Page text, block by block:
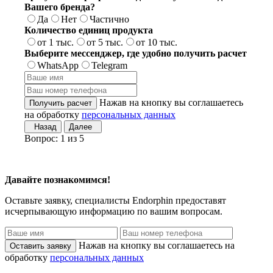
Вашего бренда?
Да
Нет
Частично
Количество единиц продукта
от 1 тыс.
от 5 тыс.
от 10 тыс.
Выберите мессенджер, где удобно получить расчет
WhatsApp
Telegram
Нажав на кнопку вы соглашаетесь
на обработку персональных данных
Назад Далее
Вопрос: 1 из 5
Давайте познакомимся!
Оставьте заявку, специалисты Endorphin предоставят
исчерпывающую информацию по вашим вопросам.
Нажав на кнопку вы соглашаетесь на
обработку персональных данных